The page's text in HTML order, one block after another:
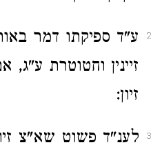
2
ע"ד ספיקתו דמר
זיינין וחטוטרת ע"ג,
זיון:
3
לענ"ד פשוט שא"צ